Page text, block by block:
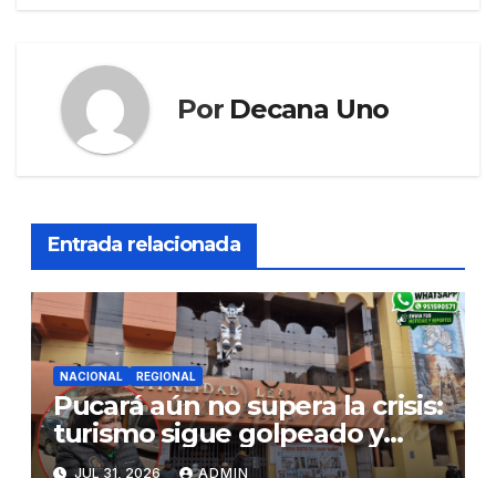
Por Decana Uno
Entrada relacionada
NACIONAL REGIONAL
Pucará aún no supera la crisis:
turismo sigue golpeado y
alcaldesa exige al nuevo
JUL 31, 2026 ADMIN